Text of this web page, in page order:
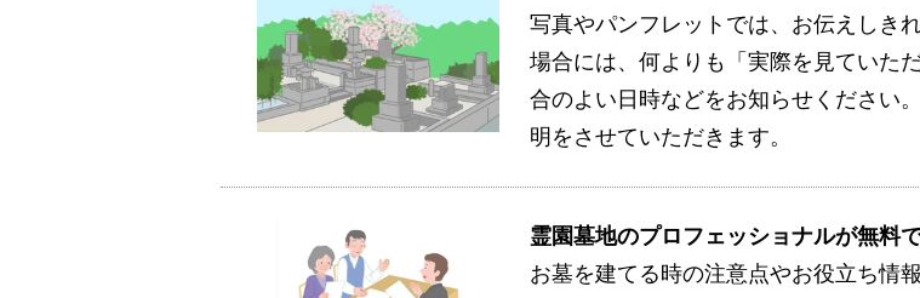
写真やパンフレットでは、お伝えしき
場合には、何よりも「実際を見ていた
合のよい日時などをお知らせください
明をさせていただきます。
霊園墓地のプロフェッショナルが無料
お墓を建てる時の注意点やお役立ち情